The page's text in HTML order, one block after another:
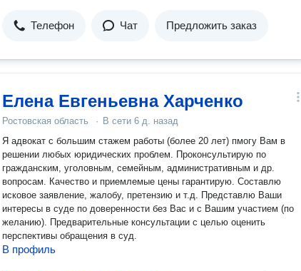
Телефон Чат Предложить заказ
Елена Евгеньевна Харченко
Ростовская область · В сети 6 д. назад
Я адвокат с большим стажем работы (более 20 лет) пмогу Вам в
решении любых юридических проблем. Проконсультирую по
гражданским, уголовным, семейным, административным и др.
вопросам. Качество и приемлемые цены гарантирую. Составлю
исковое заявление, жалобу, претензию и т.д. Представлю Ваши
интересы в суде по доверенности без Вас и с Вашим участием (по
желанию). Предварительные консультации с целью оценить
перспективы обращения в суд.
В профиль